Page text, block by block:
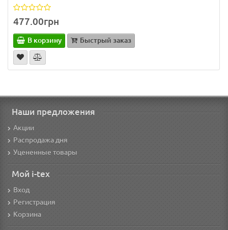
477.00грн
В корзину Быстрый заказ
Наши предложения
Акции
Распродажа дня
Уцененные товары
Мой i-tex
Вход
Регистрация
Корзина